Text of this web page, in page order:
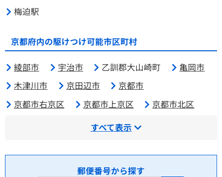
梅迫駅
京都府内の駆けつけ可能市区町村
綾部市 宇治市 乙訓郡大山崎町
亀岡市
木津川市
京田辺市
京都市
京都市右京区
京都市上京区
京都市北区
すべて表示
郵便番号から探す